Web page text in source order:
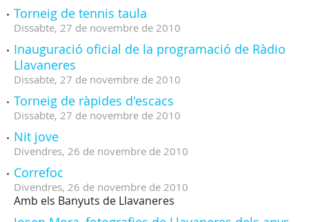
Torneig de tennis taula
Dissabte, 27 de novembre de 2010
Inauguració oficial de la programació de Ràdio
Llavaneres
Dissabte, 27 de novembre de 2010
Torneig de ràpides d'escacs
Dissabte, 27 de novembre de 2010
Nit jove
Divendres, 26 de novembre de 2010
Correfoc
Divendres, 26 de novembre de 2010
Amb els Banyuts de Llavaneres